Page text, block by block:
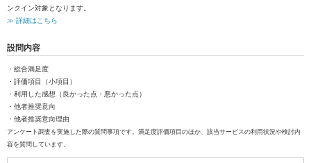
ンクイン対象となります。
≫ 詳細はこちら
設問内容
・総合満足度
・評価項目（小項目）
・利用した感想（良かった点・悪かった点）
・他者推奨意向
・他者推奨意向理由
アンケート調査を実施した際の質問事項です。満足度評価項目のほか、該当サービスの利用状況や検討内
容を質問しています。